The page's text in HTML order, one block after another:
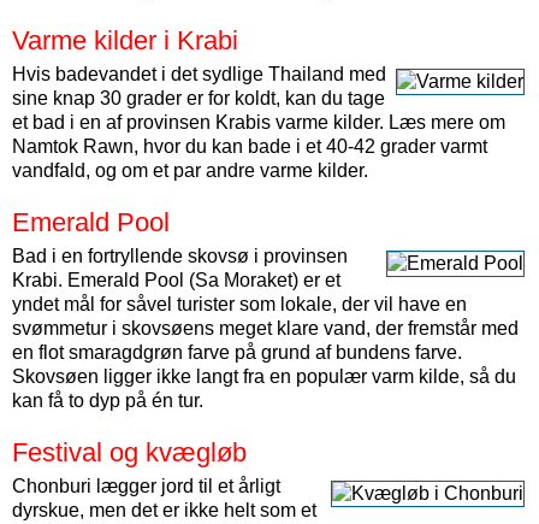
Varme kilder i Krabi
Hvis badevandet i det sydlige Thailand med
sine knap 30 grader er for koldt, kan du tage
et bad i en af provinsen Krabis varme kilder. Læs mere om
Namtok Rawn, hvor du kan bade i et 40-42 grader varmt
vandfald, og om et par andre varme kilder.
Emerald Pool
Bad i en fortryllende skovsø i provinsen
Krabi. Emerald Pool (Sa Moraket) er et
yndet mål for såvel turister som lokale, der vil have en
svømmetur i skovsøens meget klare vand, der fremstår med
en flot smaragdgrøn farve på grund af bundens farve.
Skovsøen ligger ikke langt fra en populær varm kilde, så du
kan få to dyp på én tur.
Festival og kvægløb
Chonburi lægger jord til et årligt
dyrskue, men det er ikke helt som et